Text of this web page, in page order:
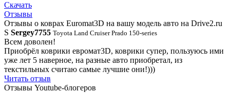
Скачать
Отзывы
Отзывы о коврах Euromat3D на вашу модель авто на Drive2.ru
S Sergey7755 Toyota Land Cruiser Prado 150-series
Всем доволен!
Приобрёл коврики евромат3D, коврики супер, пользуюсь ими
уже лет 5 наверное, на разные авто приобретал, из
текстильных считаю самые лучшие они!)))
Читать отзыв
Отзывы Youtube-блогеров